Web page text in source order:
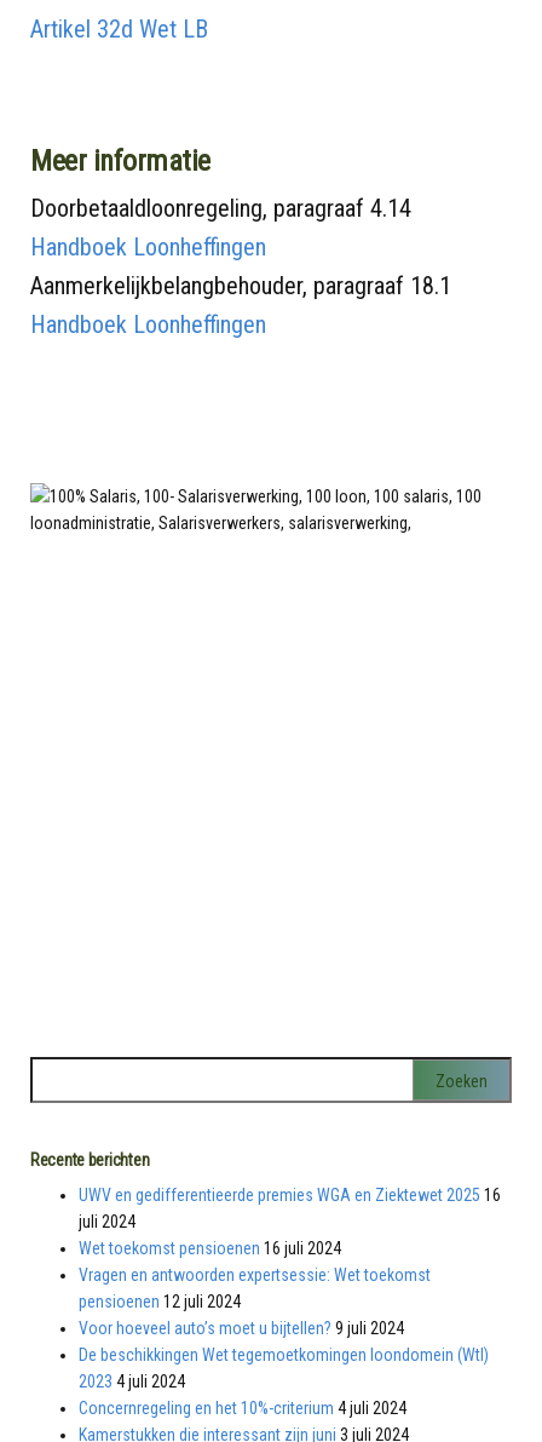
Artikel 32d Wet LB
Meer informatie
Doorbetaaldloonregeling, paragraaf 4.14
Handboek Loonheffingen
Aanmerkelijkbelangbehouder, paragraaf 18.1
Handboek Loonheffingen
Recente berichten
UWV en gedifferentieerde premies WGA en Ziektewet 2025 16
juli 2024
Wet toekomst pensioenen 16 juli 2024
Vragen en antwoorden expertsessie: Wet toekomst
pensioenen 12 juli 2024
Voor hoeveel auto’s moet u bijtellen? 9 juli 2024
De beschikkingen Wet tegemoetkomingen loondomein (Wtl)
2023 4 juli 2024
Concernregeling en het 10%-criterium 4 juli 2024
Kamerstukken die interessant zijn juni 3 juli 2024